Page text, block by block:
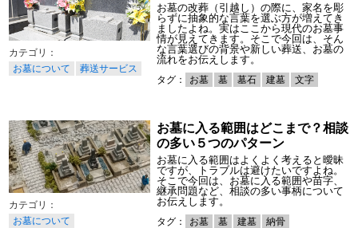
お墓について 葬送サービス
お墓の改葬（引越し）の際に、家名を彫
らずに抽象的な言葉を選ぶ方が増えてき
ましたよね。実はここから現代のお墓事
情が見えてきます。そこで今回は、そん
な言葉選びの背景や新しい葬送、お墓の
流れをお伝えします。
タグ： お墓 墓 墓石 建墓 文字
お墓について
お墓に入る範囲はどこまで？相談
の多い５つのパターン
お墓に入る範囲はよくよく考えると曖昧
ですが、トラブルは避けたいですよね。
そこで今回は、お墓に入る範囲や苗字、
継承問題など、相談の多い事柄について
お伝えします。
タグ： お墓 墓 建墓 納骨